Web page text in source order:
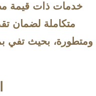
خدمات ذات قيمة
متكاملة لضمان
ومتطورة، بحيث تفي